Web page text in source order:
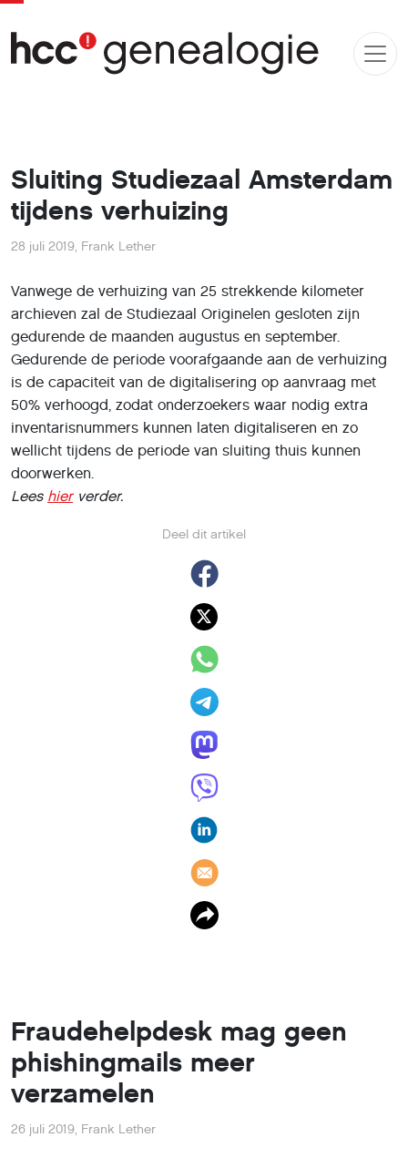
Sluiting Studiezaal Amsterdam
tijdens verhuizing
Deel dit artikel
28 juli 2019, Frank Lether
Vanwege de verhuizing van 25 strekkende kilometer
archieven zal de Studiezaal Originelen gesloten zijn
gedurende de maanden augustus en september.
Gedurende de periode voorafgaande aan de verhuizing
is de capaciteit van de digitalisering op aanvraag met
50% verhoogd, zodat onderzoekers waar nodig extra
inventarisnummers kunnen laten digitaliseren en zo
wellicht tijdens de periode van sluiting thuis kunnen
doorwerken.
Lees hierverder.
Fraudehelpdesk mag geen
phishingmails meer
verzamelen
26 juli 2019, Frank Lether